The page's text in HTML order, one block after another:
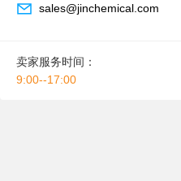
sales@jinchemical.com
卖家服务时间：
9:00--17:00